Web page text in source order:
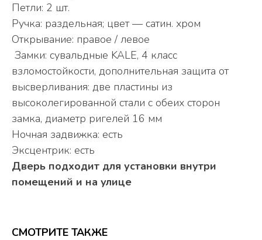
Петли: 2 шт.
Ручка: раздельная; цвет — сатин. хром
Открывание: правое / левое
Замки: сувальдные KALE, 4 класс
взломостойкости, дополнительная защита от
высверливания: две пластины из
высоколегированной стали с обеих сторон
замка, диаметр ригелей 16 мм
Ночная задвижка: есть
Эксцентрик: есть
Дверь подходит для установки внутри
помещений и на улице
СМОТРИТЕ ТАКЖЕ